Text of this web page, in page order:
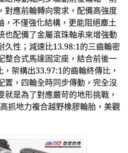
對應前輪轉向需求，配備高強度
，不僅強化結構，更能阻絕塵土
也配備了金屬滾珠軸承來增強動
久性；減速比13.98:1的三齒輪密
整合式馬達固定座，結合前後一
，架構出33.97:1的齒輪終傳比，
置，四輪全時同步傳動，完全沒
是為了對應嚴苛的地形挑戰，
抓地力複合越野橡膠輪胎，美觀